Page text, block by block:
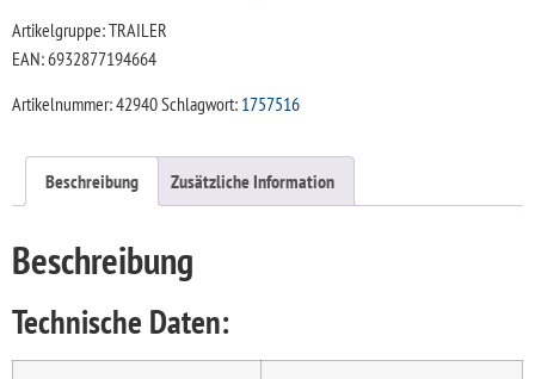
Artikelgruppe: TRAILER
EAN: 6932877194664
Artikelnummer:42940Schlagwort: 1757516
Beschreibung Zusätzliche Information
Beschreibung
Technische Daten: